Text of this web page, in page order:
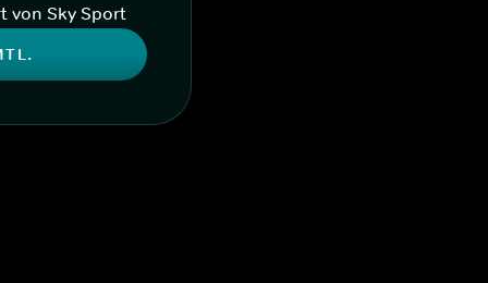
von Sky Sport